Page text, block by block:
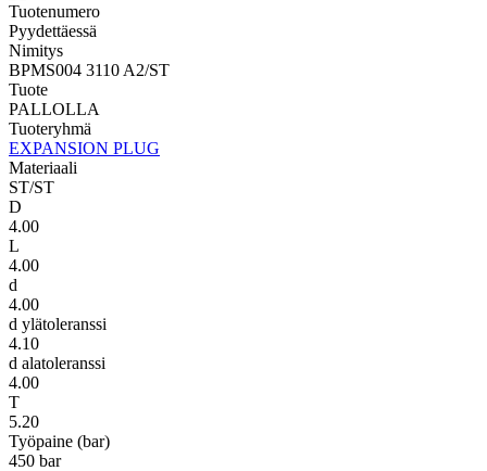
Tuotenumero
Pyydettäessä
Nimitys
BPMS004 3110 A2/ST
Tuote
PALLOLLA
Tuoteryhmä
EXPANSION PLUG
Materiaali
ST/ST
D
4.00
L
4.00
d
4.00
d ylätoleranssi
4.10
d alatoleranssi
4.00
T
5.20
Työpaine (bar)
450 bar